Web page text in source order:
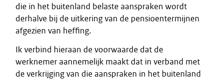
die in het buitenland belaste aanspraken wordt
derhalve bij de uitkering van de pensioentermijnen
afgezien van heffing.
Ik verbind hieraan de voorwaarde dat de
werknemer aannemelijk maakt dat in verband met
de verkrijging van die aanspraken in het buitenland